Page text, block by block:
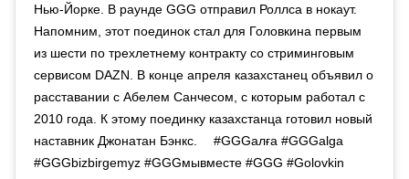
Нью-Йорке. В раунде GGG отправил Роллса в нокаут. ⠀
Напомним, этот поединок стал для Головкина первым
из шести по трехлетнему контракту со стриминговым
сервисом DAZN. В конце апреля казахстанец объявил о
расставании с Абелем Санчесом, с которым работал с
2010 года. К этому поединку казахстанца готовил новый
наставник Джонатан Бэнкс. ⠀ #GGGалға #GGGalga
#GGGbizbirgemyz #GGGмывместе #GGG​​ #Golovkin​​